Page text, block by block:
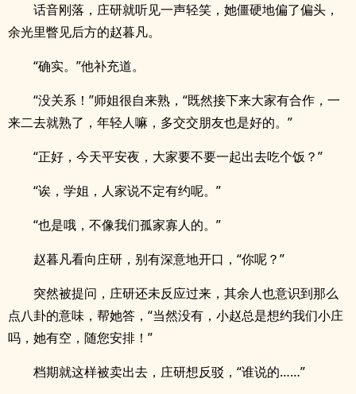
话音刚落，庄研就听见一声轻笑，她僵硬地偏了偏头，
余光里瞥见后方的赵暮凡。
“确实。”他补充道。
“没关系！”师姐很自来熟，“既然接下来大家有合作，一
来二去就熟了，年轻人嘛，多交交朋友也是好的。”
“正好，今天平安夜，大家要不要一起出去吃个饭？”
“诶，学姐，人家说不定有约呢。”
“也是哦，不像我们孤家寡人的。”
赵暮凡看向庄研，别有深意地开口，“你呢？”
突然被提问，庄研还未反应过来，其余人也意识到那么
点八卦的意味，帮她答，“当然没有，小赵总是想约我们小庄
吗，她有空，随您安排！”
档期就这样被卖出去，庄研想反驳，“谁说的……”